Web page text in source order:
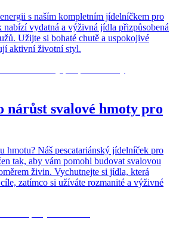
s naším kompletním jídelníčkem pro
nabízí vydatná a výživná jídla přizpůsobená
Užijte si bohaté chutě a uspokojivé
aktivní životní styl.
nárůst svalové hmoty pro
hmotu? Náš pescatariánský jídelníček pro
tak, aby vám pomohl budovat svalovou
živin. Vychutnejte si jídla, která
zatímco si užíváte rozmanité a výživné